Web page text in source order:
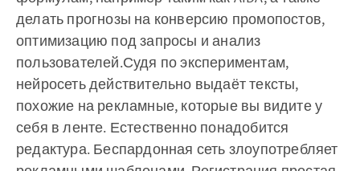
делать прогнозы на конверсию промопостов,
оптимизацию под запросы и анализ
пользователей.‌‌‌‌Судя по экспериментам,
нейросеть действительно выдаёт тексты,
похожие на рекламные, которые вы видите у
себя в ленте. Естественно понадобится
редактура. Беспардонная сеть злоупотребляет